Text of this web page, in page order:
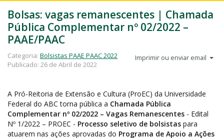
Bolsas: vagas remanescentes | Chamada
Pública Complementar nº 02/2022 –
PAAE/PAAC
Imprimir ou enviar email
Categoria: Bolsistas PAAE PAAC 2022
Publicado: 26 de Abril de 2022
A Pró-Reitoria de Extensão e Cultura (ProEC) da Universidade
Federal do ABC torna pública a Chamada Pública
Complementar nº 02/2022 – Vagas Remanescentes - Edital
Nº 1/2022 – PROEC - Processo seletivo de bolsistas para
atuarem nas ações aprovadas do Programa de Apoio a Ações